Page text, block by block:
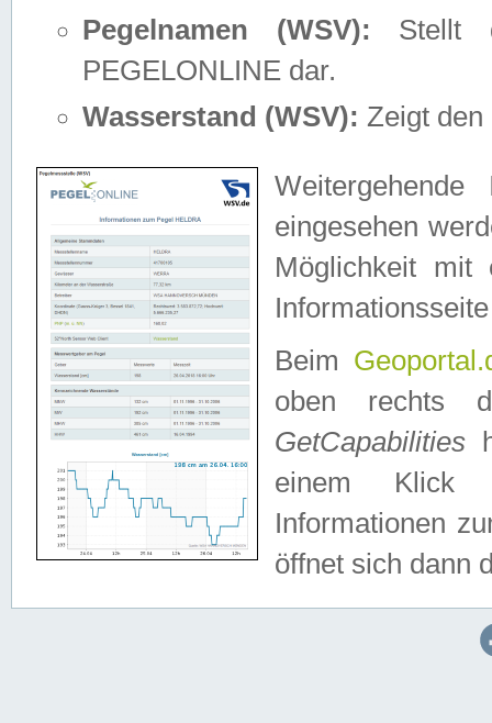
Pegelnamen (WSV): Stellt
PEGELONLINE dar.
Wasserstand (WSV): Zeigt den
eingesehen
Möglichkeit mit
Beim
oben rechts
GetCapabilities
einem Klick
Informationen
öffnet sich dann